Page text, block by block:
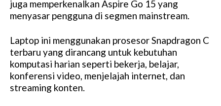
juga memperkenalkan Aspire Go 15 yang
menyasar pengguna di segmen mainstream.
Laptop ini menggunakan prosesor Snapdragon C
terbaru yang dirancang untuk kebutuhan
komputasi harian seperti bekerja, belajar,
konferensi video, menjelajah internet, dan
streaming konten.